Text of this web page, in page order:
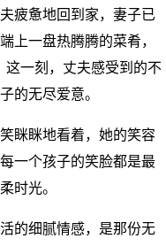
疲惫地回到家，妻子已
上一盘热腾腾的菜肴，
这一刻，丈夫感受到的不
的无尽爱意。
眯眯地看着，她的笑容
一个孩子的笑脸都是最
时光。
的细腻情感，是那份无